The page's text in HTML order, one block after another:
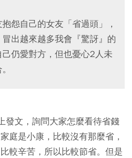
怨自己的女友「省過頭」，
冒出越來越多我會『驚訝』的
仍愛對方，但也憂心2人未
發文，詢問大家怎麼看待省錢
庭是小康，比較沒有那麼省，
較辛苦，所以比較節省。但是